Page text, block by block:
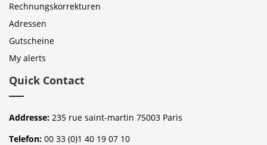
Rechnungskorrekturen
Adressen
Gutscheine
My alerts
Quick Contact
Addresse: 235 rue saint-martin 75003 Paris
Telefon: 00 33 (0)1 40 19 07 10